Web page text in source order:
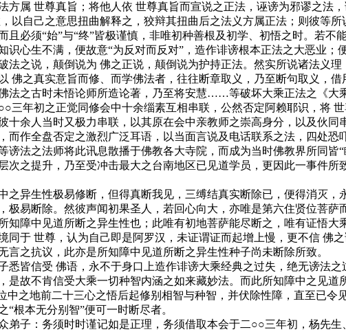
方属 世尊真旨；将他人依 世尊真旨而宣说之正法，诬谤为邪谬之法
以自己之意思扭曲解释之，狡辩其扭曲后之法义方属正法；则彼等
必须“始”与“终”皆极谨慎，非唯初种善根及初学、初悟之时。若不
识心生不满，便故意“为反对而反对”，造作诽谤根本正法之大恶业
法之说，颠倒说为 佛之正说，颠倒说为护持正法。然实所说诸法义
之真实意旨而修、而学佛法者，往往断章取义，乃至断句取义，
法之古时未悟论师所造论著，乃至将安慧……等破坏大乘正法之《
三年初之正觉同修会中十余缁素互相串联，公然否定阿赖耶识，将
十余人当时又极力串联，以其原在会中亲教师之崇高身分，以及伙
而作全盘否定之激烈广泛耳语，以当面言说及电话联系之法，四处
谤法之法师将此讯息散播于佛教各大寺院，而成为当时佛教界所同
次之提升，乃至受冲击最大之台南地区已见道学员，更因此一事件
异生性极易修断，但得真断我见，三缚结真实断除已，便得消灭，
极易断除。然彼声闻初果圣人，若回心向大，亦唯是第六住贤位菩
知障中见道所断之异生性也；此唯有初地菩萨能尽断之，唯有证悟
同于 世尊，认为自己即是阿罗汉，未证谓证而起增上慢，更不信
言之抗议，此亦是所知障中见道所断之异生性种子尚未断除所致。
皆信受 佛语，永不于身口上造作诽谤大乘经典之过失，绝无谤法
是故不肯信受大乘一切种智内涵之如来藏妙法。而此所知障中之见
中之地前二十三心之悟后起修别相智与种智，并伏除性障，直至已
根本无分别智”便可一时断尽者。
子：务须时时谨记如是正理，务须借取本会于二○○三年初，杨先